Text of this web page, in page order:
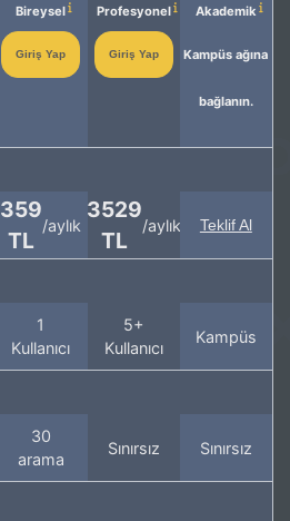
Bireysel
Giriş Yap
Profesyonel
Giriş Yap
Akademik
Kampüs ağına
bağlanın.
359
TL
/aylık
3529
TL
/aylık Teklif Al
1
Kullanıcı
5+
Kullanıcı
Kampüs
30
arama
Sınırsız Sınırsız